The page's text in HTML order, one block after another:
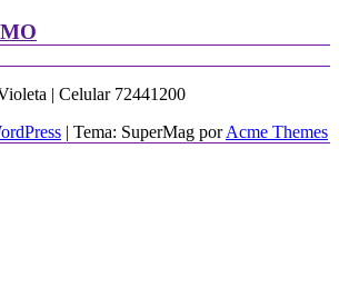
| Celular 72441200
| Tema: SuperMag porAcme Themes